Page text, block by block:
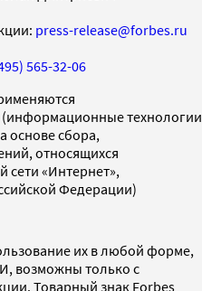
press-release@forbes.ru
565-32-06
технологии
основе сбора,
относящихся
сети «Интернет»,
Федерации)
их в любой форме,
возможны только с
Товарный знак Forbes